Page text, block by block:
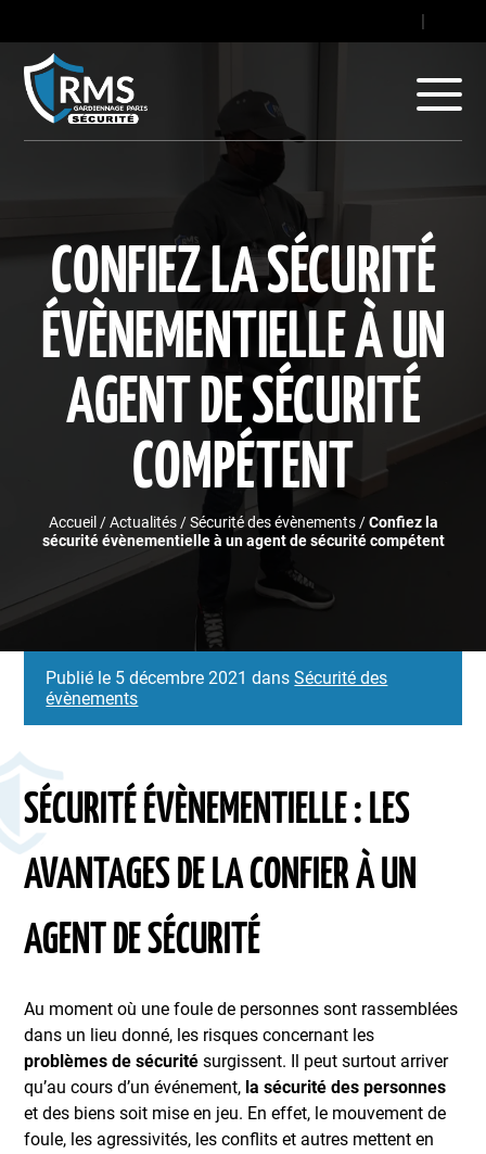
|
CONFIEZ LA SÉCURITÉ
ÉVÈNEMENTIELLE À UN
AGENT DE SÉCURITÉ
COMPÉTENT
Accueil /Actualités/Sécurité des évènements/Confiez la
sécurité évènementielle à un agent de sécurité compétent
Publié le 5 décembre 2021 dansSécurité des
évènements
SÉCURITÉ ÉVÈNEMENTIELLE : LES
AVANTAGES DE LA CONFIER À UN
AGENT DE SÉCURITÉ
Au moment où une foule de personnes sont rassemblées
dans un lieu donné, les risques concernant les
problèmes de sécurité surgissent. Il peut surtout arriver
qu’au cours d’un événement, la sécurité des personnes
et des biens soit mise en jeu. En effet, le mouvement de
foule, les agressivités, les conflits et autres mettent en